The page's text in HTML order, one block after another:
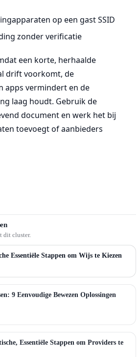
op een gast SSID
zonder verificatie
een korte, herhaalde
drift voorkomt, de
apps vermindert en de
laag houdt. Gebruik de
document en werk het bij
toevoegt of aanbieders
dit cluster.
Essentiële Stappen om Wijs te Kiezen
9 Eenvoudige Bewezen Oplossingen
Essentiële Stappen om Providers te